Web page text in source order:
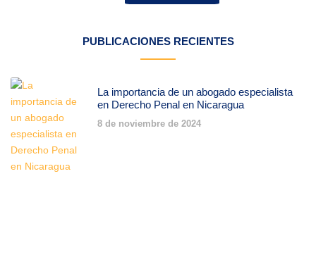
PUBLICACIONES RECIENTES
La importancia de un abogado especialista
en Derecho Penal en Nicaragua
8 de noviembre de 2024